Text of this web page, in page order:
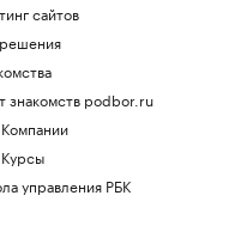
сайтов
знакомств podbor.ru
управления РБК